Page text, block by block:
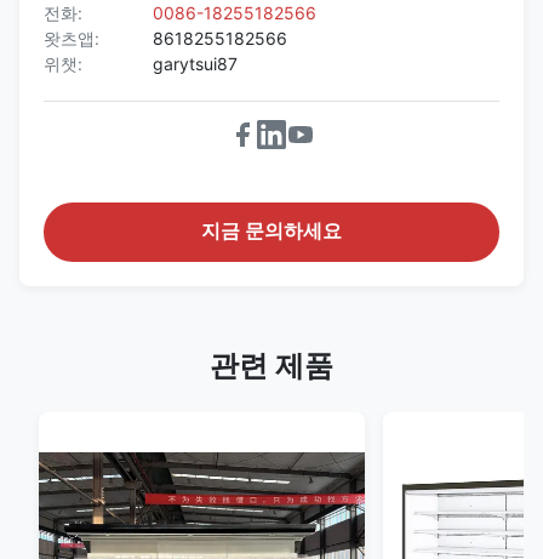
전화:
0086-18255182566
왓츠앱:
8618255182566
위챗:
garytsui87
지금 문의하세요
관련 제품